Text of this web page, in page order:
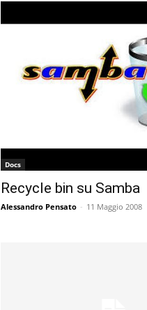
Docs
Recycle bin su Samba
Alessandro Pensato - 11 Maggio 2008